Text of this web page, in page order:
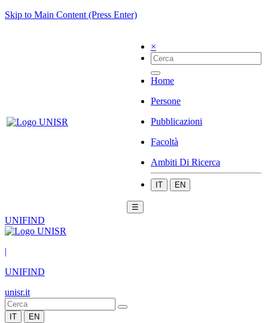
Skip to Main Content (Press Enter)
×
Home
Persone
Pubblicazioni
Facoltà
Ambiti Di Ricerca
IT EN
☰
UNIFIND
|
UNIFIND
unisr.it
IT EN